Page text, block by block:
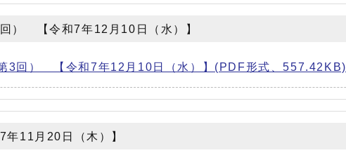
） 【令和7年12月10日（水）】
3回） 【令和7年12月10日（水）】(PDF形式、557.42KB)
11月20日（木）】